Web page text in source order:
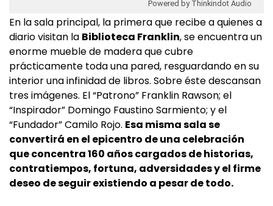
Powered by Thinkindot Audio
En la sala principal, la primera que recibe a quienes a
diario visitan la Biblioteca Franklin, se encuentra un
enorme mueble de madera que cubre
prácticamente toda una pared, resguardando en su
interior una infinidad de libros. Sobre éste descansan
tres imágenes. El “Patrono” Franklin Rawson; el
“Inspirador” Domingo Faustino Sarmiento; y el
“Fundador” Camilo Rojo. Esa misma sala se
convertirá en el epicentro de una celebración
que concentra 160 años cargados de historias,
contratiempos, fortuna, adversidades y el firme
deseo de seguir existiendo a pesar de todo.